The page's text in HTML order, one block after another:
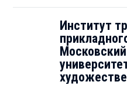
Институт